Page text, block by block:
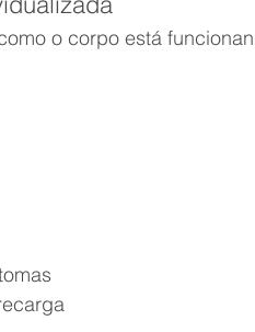
o corpo está